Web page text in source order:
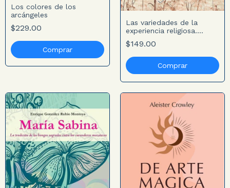
Los colores de los
arcángeles
$229.00
Las variedades de la
experiencia religiosa.
Tomo 1
$149.00